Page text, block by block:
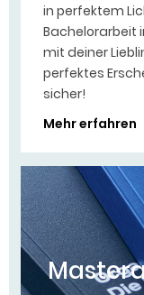
in perfektem
Bachelorarbeit
mit deiner
perfektes
sicher!
Mehr erfahren